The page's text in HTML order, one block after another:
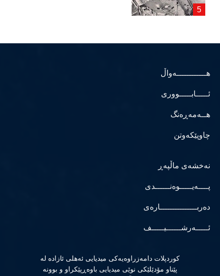
هــــــــــــەواڵ
ئـــــابـــــووری
هــەمەڕەنگ
چاوپێکەوتن
نەخشەی ماڵپەڕ
پــــەیـــــوەنــــــدی
دەربـــــــــــــــارەی
ئـــــەرشــــــیـــــف
كوردپلات دامەزراوەیەكی میدیایی ئەهلی ئازادە لە
پێناو مۆدێلێكی نوێی میدیایی باوەڕپێكراو و بوونە